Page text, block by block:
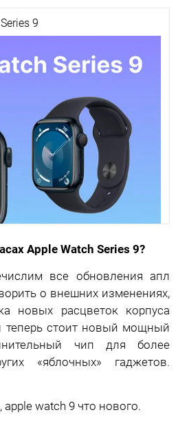
9
Apple Watch Series 9?
все обновления апл
о внешних изменениях,
новых расцветок корпуса
теперь стоит новый мощный
чип для более
«яблочных» гаджетов.
watch 9 что нового.